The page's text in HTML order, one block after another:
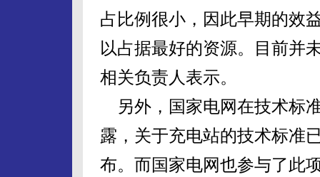
占比例很小，因此早期的效
以占据最好的资源。目前并
相关负责人表示。
另外，国家电网在技术标
露，关于充电站的技术标准
布。而国家电网也参与了此